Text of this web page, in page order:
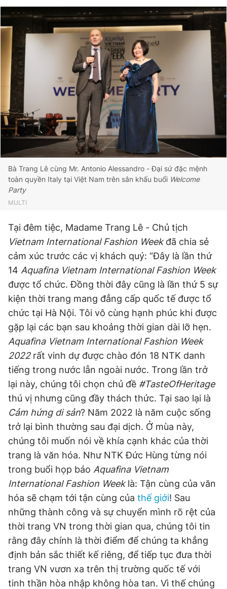
Bà Trang Lê cùng Mr. Antonio Alessandro - Đại sứ đặc mệnh
toàn quyền Italy tại Việt Nam trên sân khấu buổi Welcome
Party
MULTI
Tại đêm tiệc, Madame Trang Lê - Chủ tịch
Vietnam International Fashion Weekđã chia sẻ
cảm xúc trước các vị khách quý: “Đây là lần thứ
14 Aquafina Vietnam International Fashion Week
được tổ chức. Đồng thời đây cũng là lần thứ 5 sự
kiện thời trang mang đẳng cấp quốc tế được tổ
chức tại Hà Nội. Tôi vô cùng hạnh phúc khi được
gặp lại các bạn sau khoảng thời gian dài lỡ hẹn.
Aquafina Vietnam International Fashion Week
2022rất vinh dự được chào đón 18 NTK danh
tiếng trong nước lẫn ngoài nước. Trong lần trở
lại này, chúng tôi chọn chủ đề #TasteOfHeritage
thú vị nhưng cũng đầy thách thức. Tại sao lại là
Cảm hứng di sản? Năm 2022 là năm cuộc sống
trở lại bình thường sau đại dịch. Ở mùa này,
chúng tôi muốn nói về khía cạnh khác của thời
trang là văn hóa. Như NTK Đức Hùng từng nói
trong buổi họp báo Aquafina Vietnam
International Fashion Weeklà: Tận cùng của văn
hóa sẽ chạm tới tận cùng của thế giới! Sau
những thành công và sự chuyển mình rõ rệt của
thời trang VN trong thời gian qua, chúng tôi tin
rằng đây chính là thời điểm để chúng ta khẳng
định bản sắc thiết kế riêng, để tiếp tục đưa thời
trang VN vươn xa trên thị trường quốc tế với
tinh thần hòa nhập không hòa tan. Vì thế chúng